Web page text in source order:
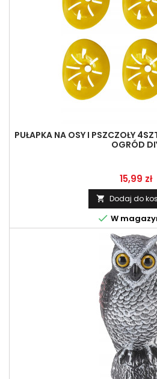
PUŁAPKA NA OSY I PSZCZOŁY
OGRÓD
Cena
15,99 zł
 Dodaj do
 W